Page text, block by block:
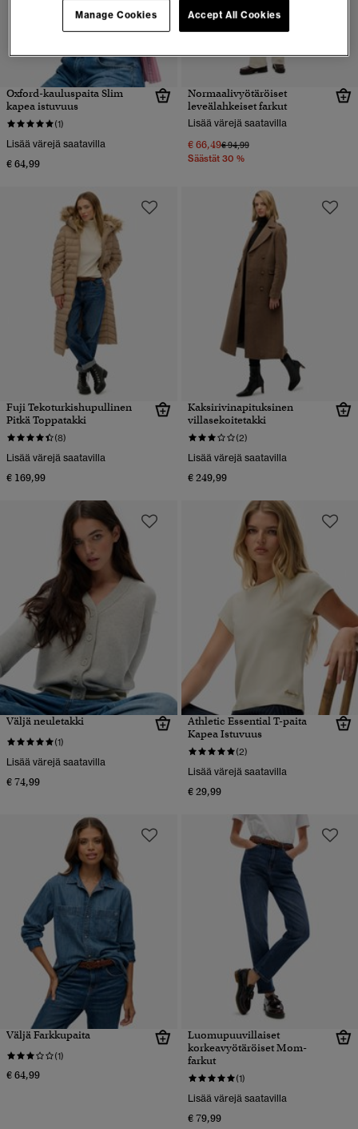
Oxford-kauluspaita Slim
kapea istuvuus
(1)
Lisää värejä saatavilla
€ 64,99
Normaalivyötäröiset
leveälahkeiset farkut
Lisää värejä saatavilla
€ 66,49Hinta alennettu hinnasta
€ 94,99hintaan
Säästät 30 %
Fuji Tekoturkishupullinen
Pitkä Toppatakki
(8)
Lisää värejä saatavilla
€ 169,99
Kaksirivinapituksinen
villasekoitetakki
(2)
Lisää värejä saatavilla
€ 249,99
Väljä neuletakki
(1)
Lisää värejä saatavilla
€ 74,99
Athletic Essential T-paita
Kapea Istuvuus
(2)
Lisää värejä saatavilla
€ 29,99
Väljä Farkkupaita
(1)
€ 64,99
Luomupuuvillaiset
korkeavyötäröiset Mom-
farkut
(1)
Lisää värejä saatavilla
€ 79,99
Accept All Cookies
Manage Cookies